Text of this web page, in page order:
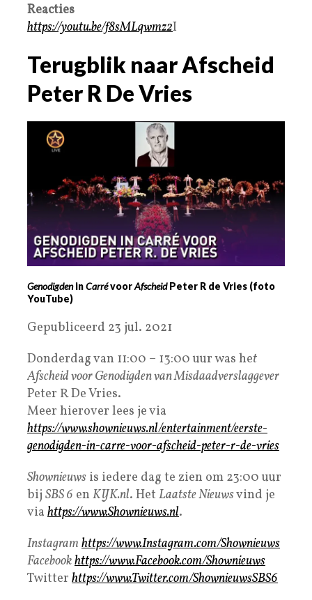
Reacties
https://youtu.be/f8sMLqwmz2I
Terugblik naar Afscheid
Peter R De Vries
GenodigdeninCarrévoorAfscheidPeter R de Vries (foto
YouTube)
Gepubliceerd 23 jul. 2021
Donderdag van 11:00 – 13:00 uur was het
Afscheid voor Genodigden van Misdaadverslaggever
Peter R De Vries.
Meer hierover lees je via
https://www.shownieuws.nl/entertainment/eerste-
genodigden-in-carre-voor-afscheid-peter-r-de-vries
Shownieuws is iedere dag te zien om 23:00 uur
bij SBS 6 en KIJK.nl. Het Laatste Nieuwsvind je
via https://www.Shownieuws.nl.
Instagram https://www.Instagram.com/Shownieuws
Facebookhttps://www.Facebook.com/Shownieuws
Twitter https://www.Twitter.com/ShownieuwsSBS6